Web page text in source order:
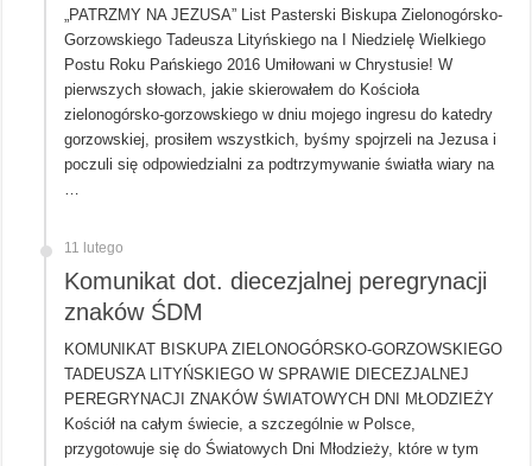
„PATRZMY NA JEZUSA” List Pasterski Biskupa Zielonogórsko-
Gorzowskiego Tadeusza Lityńskiego na I Niedzielę Wielkiego
Postu Roku Pańskiego 2016 Umiłowani w Chrystusie! W
pierwszych słowach, jakie skierowałem do Kościoła
zielonogórsko-gorzowskiego w dniu mojego ingresu do katedry
gorzowskiej, prosiłem wszystkich, byśmy spojrzeli na Jezusa i
poczuli się odpowiedzialni za podtrzymywanie światła wiary na
11 lutego
Komunikat dot. diecezjalnej peregrynacji
znaków ŚDM
KOMUNIKAT BISKUPA ZIELONOGÓRSKO-GORZOWSKIEGO
TADEUSZA LITYŃSKIEGO W SPRAWIE DIECEZJALNEJ
PEREGRYNACJI ZNAKÓW ŚWIATOWYCH DNI MŁODZIEŻY
Kościół na całym świecie, a szczególnie w Polsce,
przygotowuje się do Światowych Dni Młodzieży, które w tym